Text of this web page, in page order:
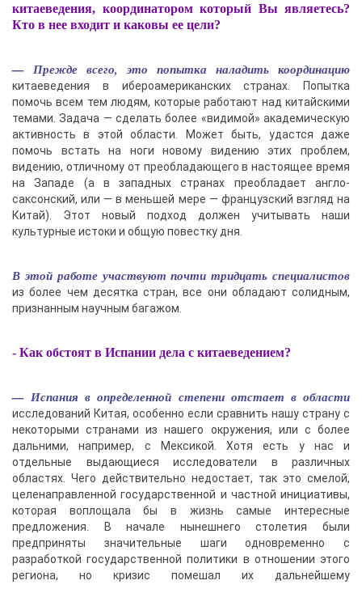
китаеведения, координатором который Вы являетесь?
Кто в нее входит и каковы ее цели?
— Прежде всего, это попытка наладить координацию
китаеведения в ибероамериканских странах. Попытка
помочь всем тем людям, которые работают над китайскими
темами. Задача — сделать более «видимой» академическую
активность в этой области. Может быть, удастся даже
помочь встать на ноги новому видению этих проблем,
видению, отличному от преобладающего в настоящее время
на Западе (а в западных странах преобладает англо-
саксонский, или — в меньшей мере — французский взгляд на
Китай). Этот новый подход должен учитывать наши
культурные истоки и общую повестку дня.
В этой работе участвуют почти тридцать специалистов
из более чем десятка стран, все они обладают солидным,
признанным научным багажом.
- Как обстоят в Испании дела с китаеведением?
— Испания в определенной степени отстает в области
исследований Китая, особенно если сравнить нашу страну с
некоторыми странами из нашего окружения, или с более
дальними, например, с Мексикой. Хотя есть у нас и
отдельные выдающиеся исследователи в различных
областях. Чего действительно недостает, так это смелой,
целенаправленной государственной и частной инициативы,
которая воплощала бы в жизнь самые интересные
предложения. В начале нынешнего столетия были
предприняты значительные шаги одновременно с
разработкой государственной политики в отношении этого
региона, но кризис помешал их дальнейшему